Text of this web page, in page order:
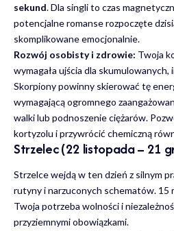
sekund. Dla singli to czas
potencjalne romanse rozpoczęte
skomplikowane emocjonalnie.
Rozwój osobisty i zdrowie: Twoja
wymagała ujścia dla
Skorpiony powinny skierować tę
wymagającą ogromnego
walki lub podnoszenie ciężarów.
kortyzolu i przywrócić chemiczną
Strzelec (22 listopada – 21
Strzelce wejdą w ten dzień z silnym
rutyny i narzuconych schematów. 15
Twoja potrzeba wolności i
przyziemnymi obowiązkami.